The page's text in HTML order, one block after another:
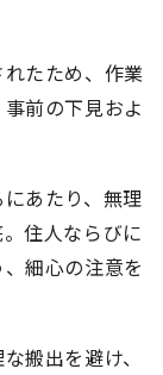
たため、作業
前の下見およ
あたり、無理
住人ならびに
細心の注意を
搬出を避け、